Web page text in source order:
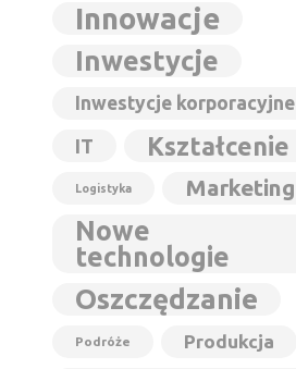
Innowacje
Inwestycje
Inwestycje korporacyjne
IT Kształcenie
Logistyka Marketing
Nowe
technologie
Oszczędzanie
Podróże Produkcja